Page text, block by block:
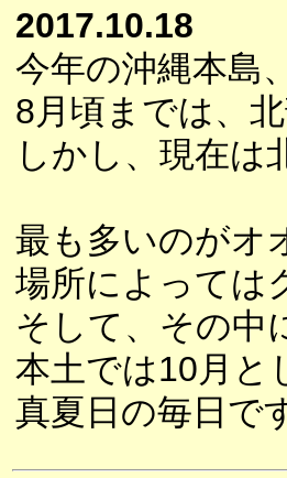
2017.10.18
今年の沖縄本島
8月頃までは、
しかし、現在は
最も多いのがオ
場所によっては
そして、その中
本土では10月と
真夏日の毎日で